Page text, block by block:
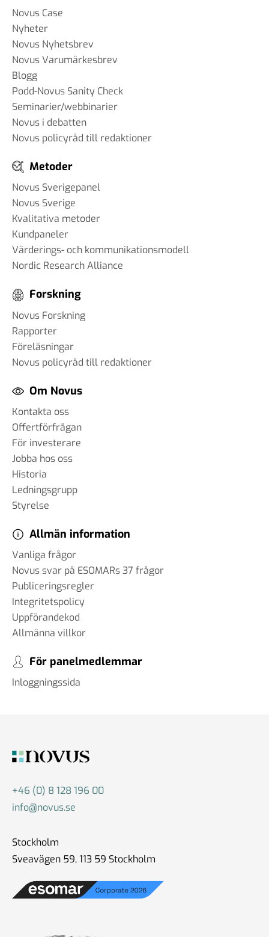
#88 Thomas Matsson -
medieklimatet
#87 Brit Stakston
om AI
13 dec 2024
igelkott eller en räv
30 okt 2024
säkerhetspolitik och
världsläget
18 okt 2024
#83 Jan Eliasson - Globala
framtidsutsikter
amerikanska valet från ett
demokratiskt perspektiv
#81 Bruce Stokes -
Polariserade väljare och
- valet?
13 sep 2024
#79 Michael Nitsche -
15 aug 2024
Novus Case
Nyheter
Novus Nyhetsbrev
Novus Varumärkesbrev
Blogg
Podd-Novus Sanity Check
Seminarier/webbinarier
Novus i debatten
Novus policyråd till redaktioner
Metoder
Novus Sverigepanel
Novus Sverige
Kvalitativa metoder
Kundpaneler
Värderings- och kommunikationsmodell
Nordic Research Alliance
Forskning
Novus Forskning
Rapporter
Föreläsningar
Novus policyråd till redaktioner
Om Novus
Kontakta oss
Offertförfrågan
För investerare
Jobba hos oss
Historia
Ledningsgrupp
Styrelse
Allmän information
Vanliga frågor
Novus svar på ESOMARs 37 frågor
Publiceringsregler
Integritetspolicy
Uppförandekod
Allmänna villkor
För panelmedlemmar
Inloggningssida
+46 (0) 8 128 196 00
info@novus.se
Stockholm
Sveavägen 59, 113 59 Stockholm